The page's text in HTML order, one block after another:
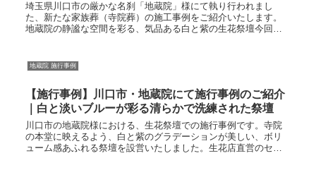
埼玉県川口市の厳かな名刹「地蔵院」様にて執り行われまし
た、新たな家族葬（寺院葬）の施工事例をご紹介いたします。
地蔵院の静謐な空間を彩る、気品ある白と紫の生花祭壇今回
地蔵院 施行事例
【施行事例】川口市・地蔵院にて施行事例のご紹介
｜白と淡いブルーが彩る清らかで洗練された祭壇
川口市の地蔵院様における、生花祭壇での施行事例です。寺院
の本堂に映えるよう、白と紫のグラデーションが美しい、ボリ
ューム感あふれる祭壇を設営いたしました。生花店直営のセレ